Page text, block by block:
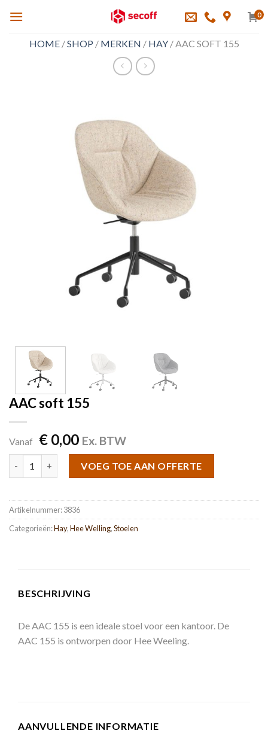
0
HOME/SHOP / MERKEN / HAY/AAC SOFT 155
AAC soft 155
Vanaf €0,00 Ex. BTW
VOEG TOE AAN OFFERTE
Artikelnummer:3836
Categorieën:Hay,Hee Welling,Stoelen
BESCHRIJVING
De AAC 155 is een ideale stoel voor een kantoor. De
AAC 155 is ontworpen door Hee Weeling.
AANVULLENDE INFORMATIE